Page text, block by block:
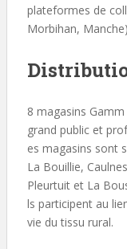
plateformes de
Morbihan,
8 magasins
grand public et
es magasins sont
La Bouillie,
Pleurtuit et La
ls participent au
vie du tissu rural.